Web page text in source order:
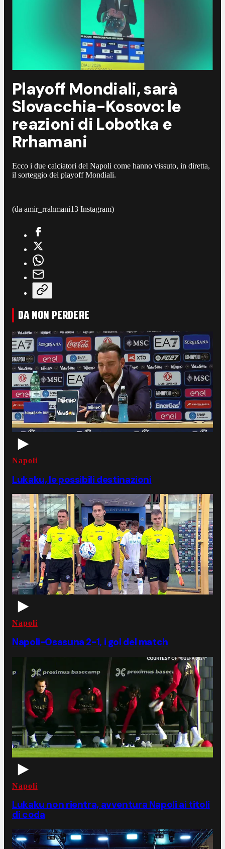
Playoff Mondiali, sarà
Slovacchia-Kosovo: le
reazioni di Lobotka e
Rrhamani
Ecco i due calciatori del Napoli come hanno vissuto, in diretta,
il sorteggio dei playoff Mondiali.
(da amir_rrahmani13 Instagram)
DA NON PERDERE
Napoli
Lukaku, le possibili destinazioni
Napoli
Napoli-Osasuna 2-1, i gol del match
Napoli
Lukaku non rientra, avventura Napoli ai titoli
di coda